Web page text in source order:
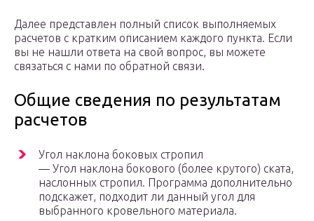
Далее представлен полный список выполняемых
расчетов с кратким описанием каждого пункта. Если
вы не нашли ответа на свой вопрос, вы можете
связаться с нами по обратной связи.
Общие сведения по результатам
расчетов
Угол наклона боковых стропил
— Угол наклона бокового (более крутого) ската,
наслонных стропил. Программа дополнительно
подскажет, подходит ли данный угол для
выбранного кровельного материала.